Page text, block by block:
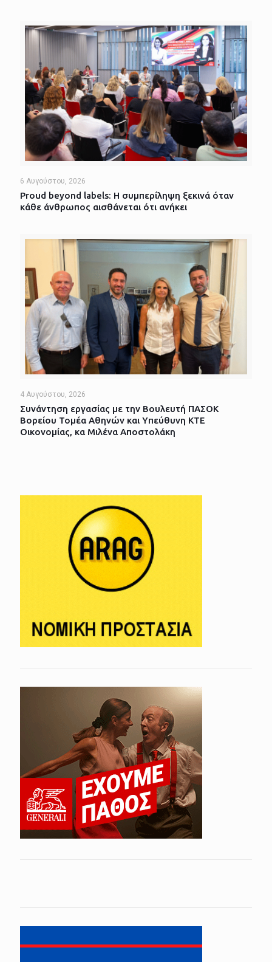
6 Αυγούστου, 2026
Proud beyond labels: Η συμπερίληψη ξεκινά όταν
κάθε άνθρωπος αισθάνεται ότι ανήκει
4 Αυγούστου, 2026
Συνάντηση εργασίας με την Βουλευτή ΠΑΣΟΚ
Βορείου Τομέα Αθηνών και Υπεύθυνη ΚΤΕ
Οικονομίας, κα Μιλένα Αποστολάκη